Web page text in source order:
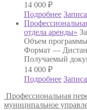
14 000 ₽
Подробнее
отдела аренды»
Объем
Формат —
Получаемый
14 000 ₽
Подробнее
Профессиональная
муниципальное